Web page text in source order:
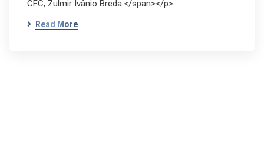
CFC, Zulmir Ivânio Breda.</span></p>
Read More